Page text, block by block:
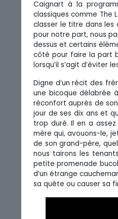
Caignart à la
classiques comme The
classer le titre dans les
pour notre part, nous
dessus et certains
côté pour faire la part
lorsqu’il s’agit d’éviter
Digne d’un récit des
une bicoque délabrée
réconfort auprès de
jour de ses dix ans et
trop duré. Il en a
mère qui, avouons-le,
de son grand-père,
nous tairons les
petite promenade
d’un étrange
sa quête ou causer sa